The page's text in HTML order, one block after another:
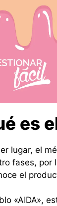
es
lugar, el
fases, por
el
«AIDA»,